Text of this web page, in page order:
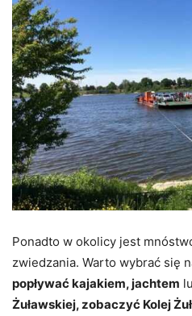
Ponadto w okolicy jest
zwiedzania. Warto wybrać się
popływać kajakiem, jachtem
Żuławskiej, zobaczyć Kolej